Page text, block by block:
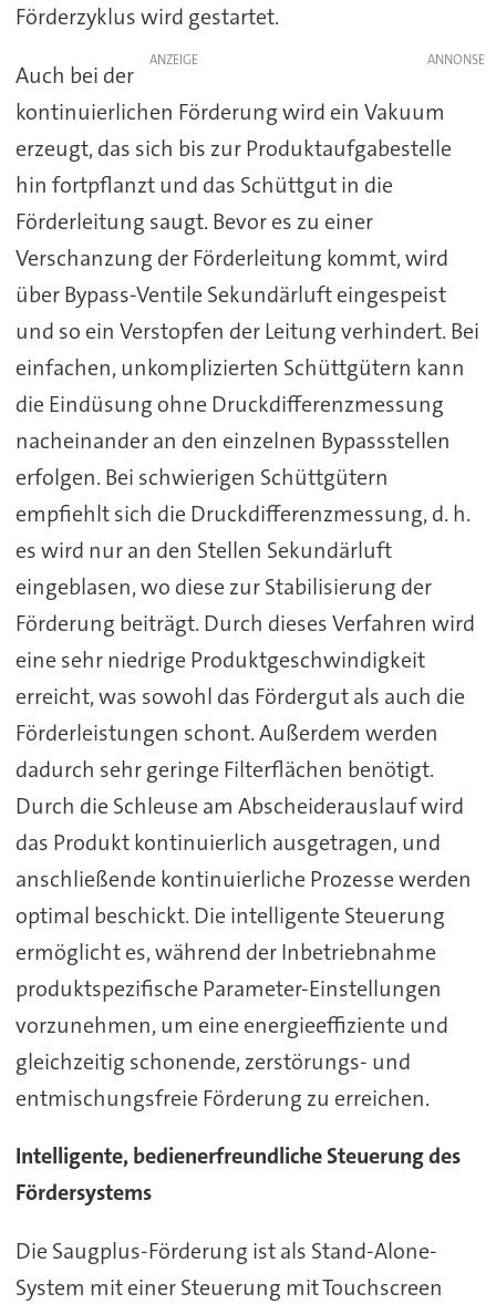
Förderzyklus wird gestartet.
ANZEIGE
Auch bei der
kontinuierlichen Förderung wird ein Vakuum
erzeugt, das sich bis zur Produktaufgabestelle
hin fortpflanzt und das Schüttgut in die
Förderleitung saugt. Bevor es zu einer
Verschanzung der Förderleitung kommt, wird
über Bypass-Ventile Sekundärluft eingespeist
und so ein Verstopfen der Leitung verhindert. Bei
einfachen, unkomplizierten Schüttgütern kann
die Eindüsung ohne Druckdifferenzmessung
nacheinander an den einzelnen Bypassstellen
erfolgen. Bei schwierigen Schüttgütern
empfiehlt sich die Druckdifferenzmessung, d. h.
es wird nur an den Stellen Sekundärluft
eingeblasen, wo diese zur Stabilisierung der
Förderung beiträgt. Durch dieses Verfahren wird
eine sehr niedrige Produktgeschwindigkeit
erreicht, was sowohl das Fördergut als auch die
Förderleistungen schont. Außerdem werden
dadurch sehr geringe Filterflächen benötigt.
Durch die Schleuse am Abscheiderauslauf wird
das Produkt kontinuierlich ausgetragen, und
anschließende kontinuierliche Prozesse werden
optimal beschickt. Die intelligente Steuerung
ermöglicht es, während der Inbetriebnahme
produktspezifische Parameter-Einstellungen
vorzunehmen, um eine energieeffiziente und
gleichzeitig schonende, zerstörungs- und
entmischungsfreie Förderung zu erreichen.
Intelligente, bedienerfreundliche Steuerung des
Fördersystems
Die Saugplus-Förderung ist als Stand-Alone-
System mit einer Steuerung mit Touchscreen